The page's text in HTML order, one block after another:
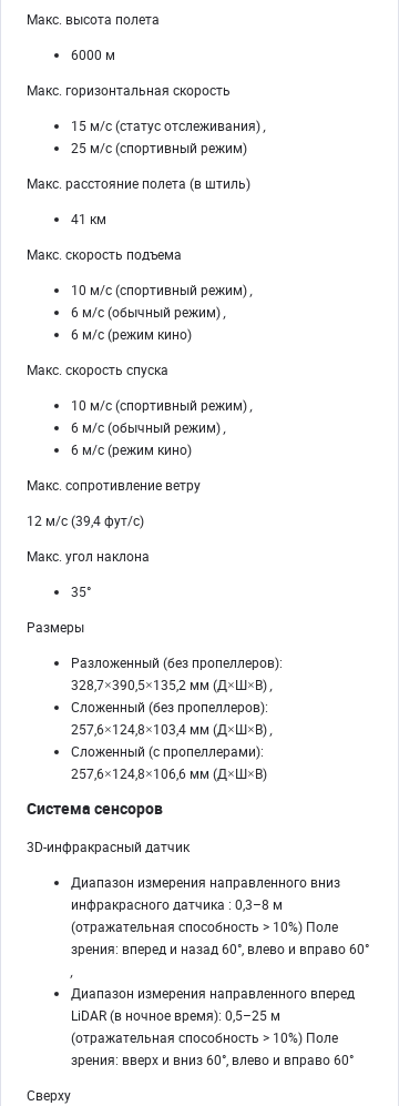
Макс. высота полета
6000 м
Макс. горизонтальная скорость
15 м/с (статус отслеживания)
25 м/с (спортивный режим)
Макс. расстояние полета (в штиль)
41 км
Макс. скорость подъема
10 м/с (спортивный режим)
6 м/с (обычный режим)
6 м/с (режим кино)
Макс. скорость спуска
10 м/с (спортивный режим)
6 м/с (обычный режим)
6 м/с (режим кино)
Макс. сопротивление ветру
12 м/с (39,4 фут/с)
Макс. угол наклона
35°
Размеры
Разложенный (без пропеллеров):
328,7×390,5×135,2 мм (Д×Ш×В)
Сложенный (без пропеллеров):
257,6×124,8×103,4 мм (Д×Ш×В)
Сложенный (с пропеллерами):
257,6×124,8×106,6 мм (Д×Ш×В)
Система сенсоров
3D-инфракрасный датчик
Диапазон измерения направленного вниз
инфракрасного датчика : 0,3–8 м
(отражательная способность > 10%) Поле
зрения: вперед и назад 60°, влево и вправо 60°
Диапазон измерения направленного вперед
LiDAR (в ночное время): 0,5–25 м
(отражательная способность > 10%) Поле
зрения: вверх и вниз 60°, влево и вправо 60°
Сверху